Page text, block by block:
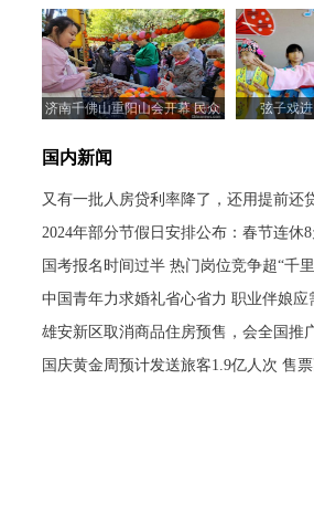
季黄河大集”
博沂源乡
济南千佛山重阳山会开幕 民众
弦子戏
国内新闻
又有一批人房贷利率降了，还用提前还
2024年部分节假日安排公布：春节连休8
国考报名时间过半 热门岗位竞争超“千
中国青年力求婚礼省心省力 职业伴娘应
雄安新区取消商品住房预售，会全国推
国庆黄金周预计发送旅客1.9亿人次 售